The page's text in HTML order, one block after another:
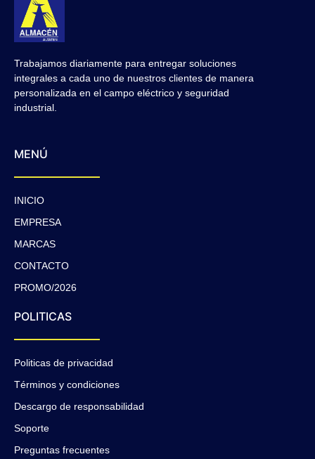
Trabajamos diariamente para entregar soluciones
integrales a cada uno de nuestros clientes de manera
personalizada en el campo eléctrico y seguridad
industrial.
MENÚ
INICIO
EMPRESA
MARCAS
CONTACTO
PROMO/2026
POLITICAS
Politicas de privacidad
Términos y condiciones
Descargo de responsabilidad
Soporte
Preguntas frecuentes